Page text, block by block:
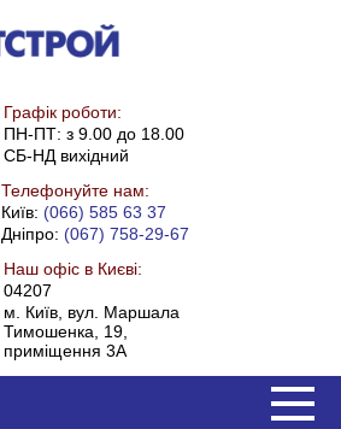
Графік роботи:
ПН-ПТ: з 9.00 до 18.00
СБ-НД вихідний
Телефонуйте нам:
Київ: (066) 585 63 37
Дніпро: (067) 758-29-67
Наш офіс в Києві:
04207
м. Київ, вул. Маршала
Тимошенка, 19,
приміщення 3А